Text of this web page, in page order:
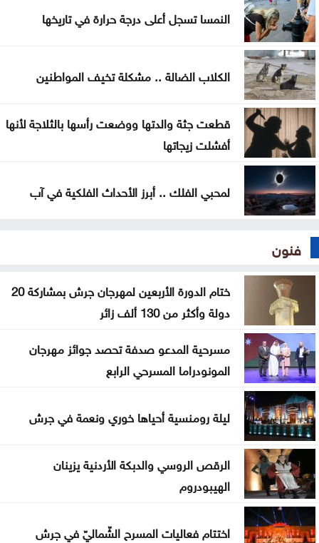
النمسا تسجل أعلى درجة حرارة في تاريخها
الكلاب الضالة .. مشكلة تخيف المواطنين
قطعت جثة والدتها ووضعت رأسها بالثلاجة لأنها
أفشلت زيجاتها
لمحبي الفلك .. أبرز الأحداث الفلكية في آب
فنون
ختام الدورة الأربعين لمهرجان جرش بمشاركة 20
دولة وأكثر من 130 ألف زائر
مسرحية المدعو صدفة تحصد جوائز مهرجان
المونودراما المسرحي الرابع
ليلة رومنسية أحياها خوري ونعمة في جرش
الرقص الروسي والدبكة الأردنية يزينان
الهيبودروم
اختتام فعاليات المسرح الشّماليّ في جرش